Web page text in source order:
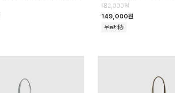
182,000원
149,000원
무료배송